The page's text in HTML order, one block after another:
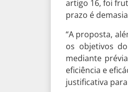
artigo 16, foi
prazo é
“A proposta,
os objetivos
mediante
eficiência e
justificativa